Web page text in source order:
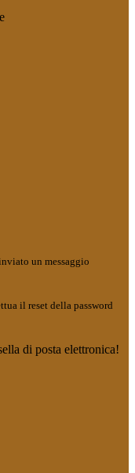
un messaggio
il reset della password
di posta elettronica!